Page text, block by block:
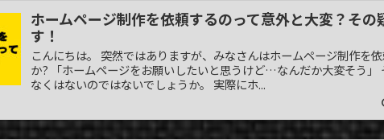
ホームページ制作を依頼するのって意外と大変？その
す！
こんにちは。 突然ではありますが、みなさんはホームページ制作を
か? 「ホームページをお願いしたいと思うけど…なんだか大変そう」
なくはないのではないでしょうか。 実際にホ...